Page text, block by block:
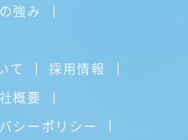
強み
て
採用情報
概要
シーポリシー